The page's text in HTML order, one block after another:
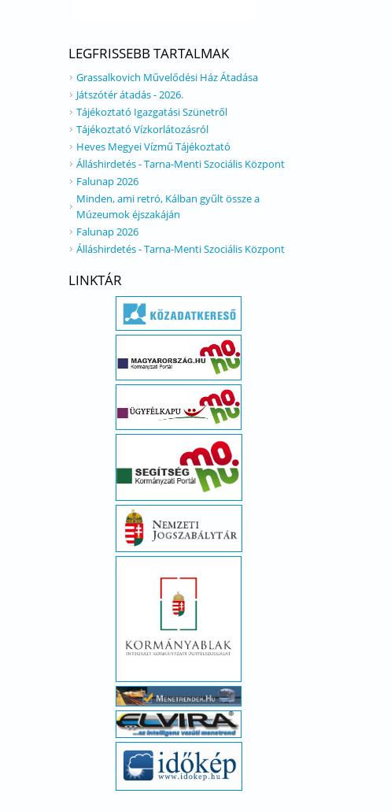
LEGFRISSEBB TARTALMAK
Grassalkovich Művelődési Ház Átadása
Játszótér átadás - 2026.
Tájékoztató Igazgatási Szünetről
Tájékoztató Vízkorlátozásról
Heves Megyei Vízmű Tájékoztató
Álláshirdetés - Tarna-Menti Szociális Központ
Falunap 2026
Minden, ami retró, Kálban gyűlt össze a
Múzeumok éjszakáján
Falunap 2026
Álláshirdetés - Tarna-Menti Szociális Központ
LINKTÁR